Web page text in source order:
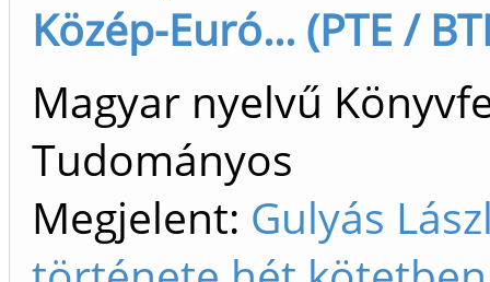
Közép-Euró... (PTE /
Magyar nyelvű
Tudományos
Megjelent: Gulyás